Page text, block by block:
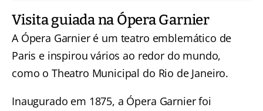
Visita guiada na Ópera Garnier
A Ópera Garnier é um teatro emblemático de
Paris e inspirou vários ao redor do mundo,
como o Theatro Municipal do Rio de Janeiro.
Inaugurado em 1875, a Ópera Garnier foi